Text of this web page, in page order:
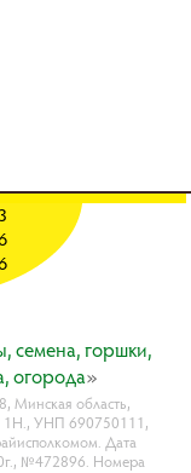
ceмeнa, гopшки,
oгopoдa»
Минская область,
1Н., УНП 690750111,
Дата
№472896. Номера